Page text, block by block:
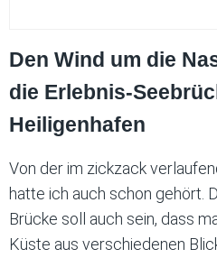
Den Wind um die
die Erlebnis-
Heiligenhafen
Von der im zickzack
hatte ich auch schon gehört.
Brücke soll auch sein, dass
Küste aus verschiedenen